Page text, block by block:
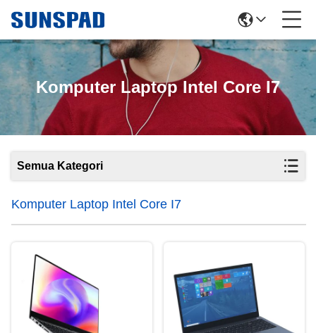
Komputer Laptop Intel Core I7
Semua Kategori
Komputer Laptop Intel Core I7